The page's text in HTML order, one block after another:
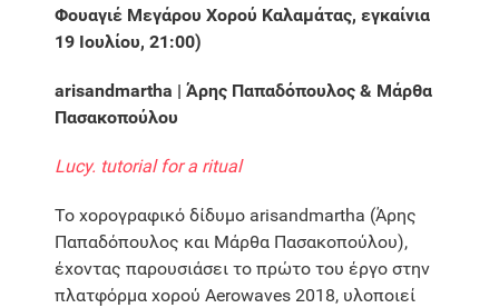
Φουαγιέ Μεγάρου Χορού Καλαμάτας, εγκαίνια
19 Ιουλίου, 21:00)
arisandmartha | Άρης Παπαδόπουλος & Μάρθα
Πασακοπούλου
Lucy. tutorial for a ritual
Το χορογραφικό δίδυμο arisandmartha (Άρης
Παπαδόπουλος και Μάρθα Πασακοπούλου),
έχοντας παρουσιάσει το πρώτο του έργο στην
πλατφόρμα χορού Aerowaves 2018, υλοποιεί